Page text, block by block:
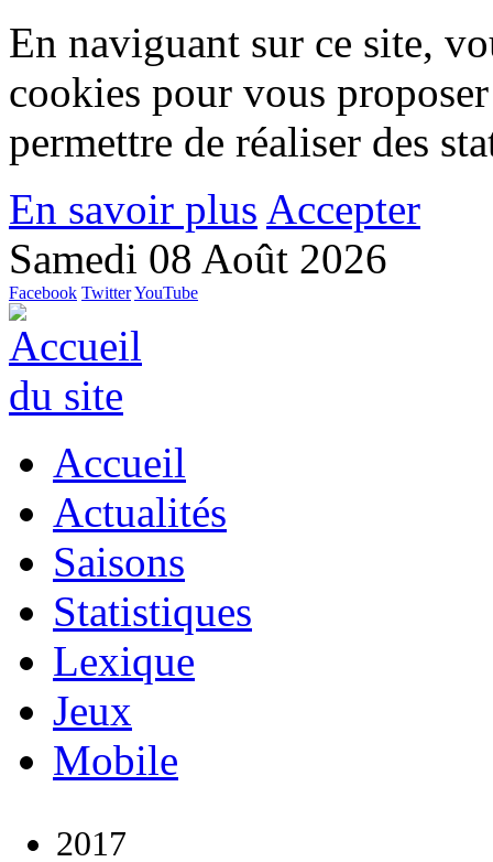
En naviguant sur ce site,
cookies pour vous
permettre de réaliser des
En savoir plus Accepter
Samedi 08 Août 2026
Facebook TwitterYouTube
Accueil
Actualités
Saisons
Statistiques
Lexique
Jeux
Mobile
2017